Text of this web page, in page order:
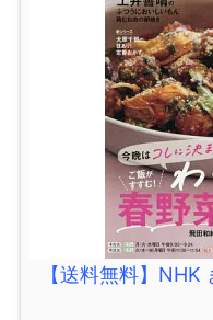
【送料無料】